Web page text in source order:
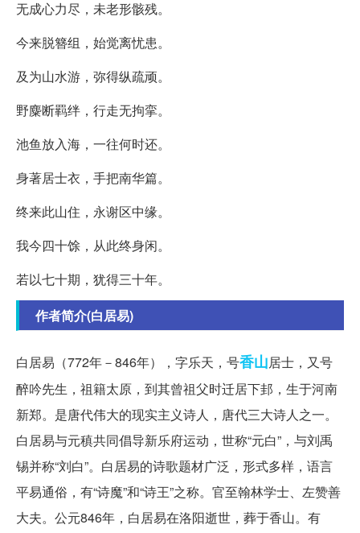
无成心力尽，未老形骸残。
今来脱簪组，始觉离忧患。
及为山水游，弥得纵疏顽。
野麋断羁绊，行走无拘挛。
池鱼放入海，一往何时还。
身著居士衣，手把南华篇。
终来此山住，永谢区中缘。
我今四十馀，从此终身闲。
若以七十期，犹得三十年。
作者简介(白居易)
白居易（772年－846年），字乐天，号香山居士，又号
醉吟先生，祖籍太原，到其曾祖父时迁居下邽，生于河南
新郑。是唐代伟大的现实主义诗人，唐代三大诗人之一。
白居易与元稹共同倡导新乐府运动，世称“元白”，与刘禹
锡并称“刘白”。白居易的诗歌题材广泛，形式多样，语言
平易通俗，有“诗魔”和“诗王”之称。官至翰林学士、左赞善
大夫。公元846年，白居易在洛阳逝世，葬于香山。有